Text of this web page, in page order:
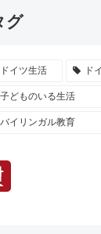
グ
ドイツ生活 ド
子どものいる生活
バイリンガル教育